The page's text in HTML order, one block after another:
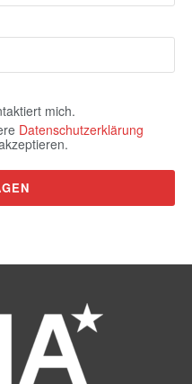
mich.
Datenschutzerklärung